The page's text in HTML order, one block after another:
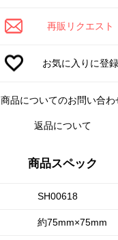
再販リクエスト
お気に入りに登録
商品についてのお問い合わ
返品について
商品スペック
SH00618
約75mm×75mm